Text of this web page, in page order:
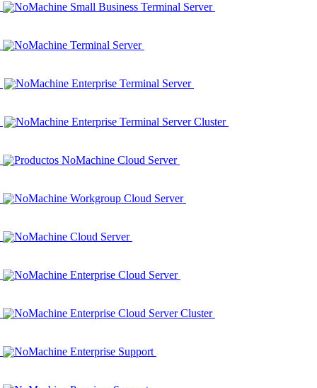
NoMachine Small Business Terminal Server
NoMachine Terminal Server
NoMachine Enterprise Terminal Server
NoMachine Enterprise Terminal Server Cluster
Productos NoMachine Cloud Server
NoMachine Workgroup Cloud Server
NoMachine Cloud Server
NoMachine Enterprise Cloud Server
NoMachine Enterprise Cloud Server Cluster
NoMachine Enterprise Support